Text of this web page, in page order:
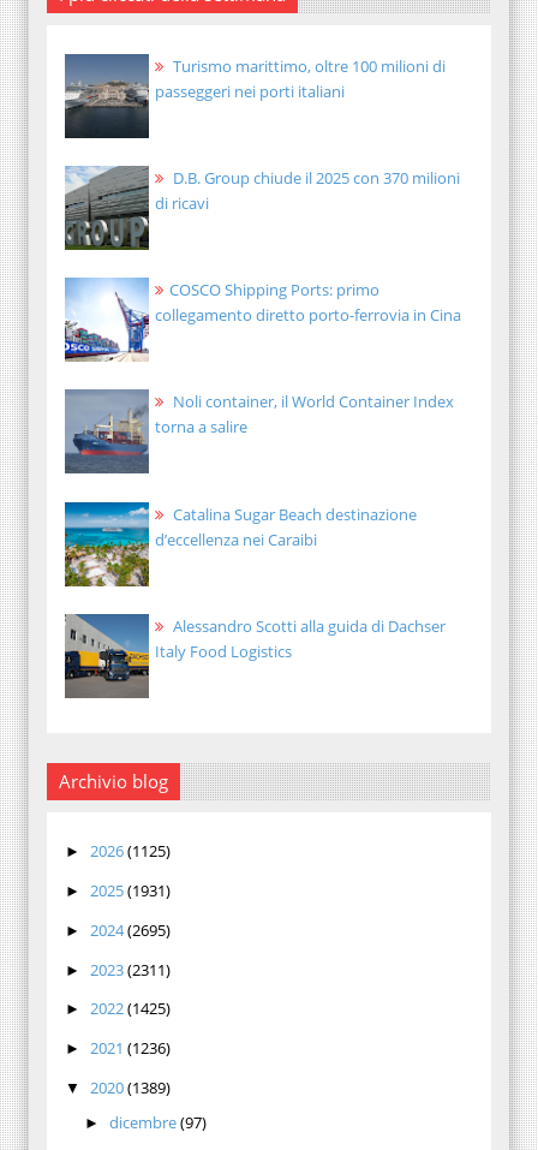
Turismo marittimo, oltre 100 milioni di
passeggeri nei porti italiani
D.B. Group chiude il 2025 con 370 milioni
di ricavi
COSCO Shipping Ports: primo
collegamento diretto porto-ferrovia in Cina
Noli container, il World Container Index
torna a salire
Catalina Sugar Beach destinazione
d’eccellenza nei Caraibi
Alessandro Scotti alla guida di Dachser
Italy Food Logistics
Archivio blog
► 2026(1125)
► 2025(1931)
► 2024(2695)
► 2023(2311)
► 2022(1425)
► 2021 (1236)
▼ 2020(1389)
► dicembre(97)